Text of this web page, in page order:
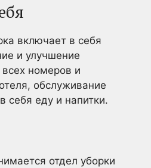
включает в себя
и улучшение
всех номеров и
обслуживание
себя еду и напитки.
отдел уборки